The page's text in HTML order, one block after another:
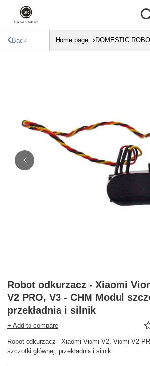
Back Home page DOMESTIC
Robot odkurzacz - Xiaomi
V2 PRO, V3 - CHM Modul
przekładnia i silnik
+ Add to compare
Robot odkurzacz - Xiaomi Viomi V2, Viomi V2
szczotki głównej, przekładnia i silnik